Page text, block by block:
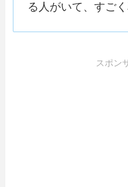
る人がいて、すご
スポン